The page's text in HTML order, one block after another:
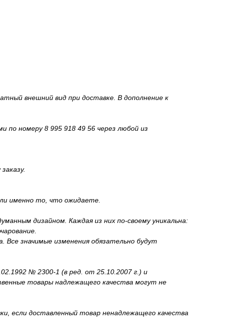
внешний вид при доставке. В дополнение к
по номеру 8 995 918 49 56 через любой из
именно то, что ожидаете.
дизайном. Каждая из них по-своему уникальна:
значимые изменения обязательно будут
№ 2300-1 (в ред. от 25.10.2007 г.) и
товары надлежащего качества могут не
если доставленный товар ненадлежащего качества